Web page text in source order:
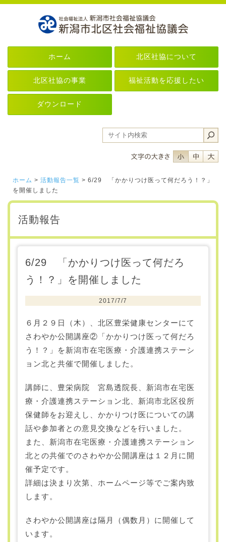
ホーム 北区社協について
北区社協の事業 福祉活動を応援したい
ダウンロード
フォントサイ
フォン
ホーム > 活動報告一覧 > 6/29 「かかりつけ医って何だろう！？」
を開催しました
活動報告
6/29 「かかりつけ医って何だろ
う！？」を開催しました
2017/7/7
６月２９日（木）、北区豊栄健康センターにて
さわやか公開講座②「かかりつけ医って何だろ
う！？」を新潟市在宅医療・介護連携ステーシ
ョン北と共催で開催しました。
講師に、豊栄病院 宮島透院長、新潟市在宅医
療・介護連携ステーション北、新潟市北区役所
保健師をお迎えし、かかりつけ医についての講
話や参加者との意見交換などを行いました。
また、新潟市在宅医療・介護連携ステーション
北との共催でのさわやか公開講座は１２月に開
催予定です。
詳細は決まり次第、ホームページ等でご案内致
します。
さわやか公開講座は隔月（偶数月）に開催して
います。